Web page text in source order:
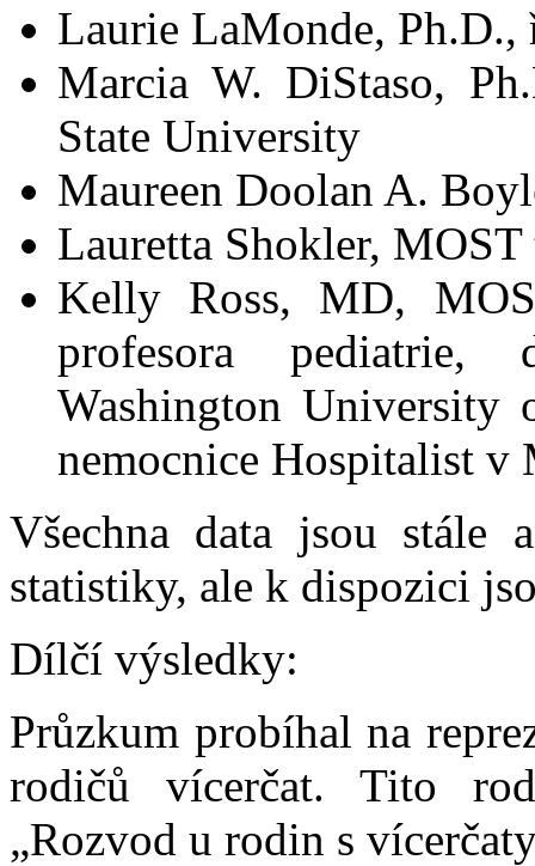
Laurie LaMonde,
Marcia W. DiStaso,
State University
Maureen Doolan A.
Lauretta Shokler,
Kelly Ross, MD,
profesora pediatrie,
Washington University
nemocnice Hospitalist v
Všechna data jsou stále
statistiky, ale k dispozici
Dílčí výsledky:
Průzkum probíhal na
rodičů vícerčat. Tito
„Rozvod u rodin s